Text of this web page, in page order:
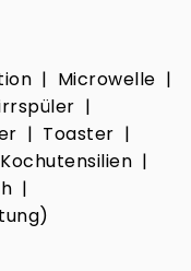
| Microwelle |
|
| Toaster |
|
|